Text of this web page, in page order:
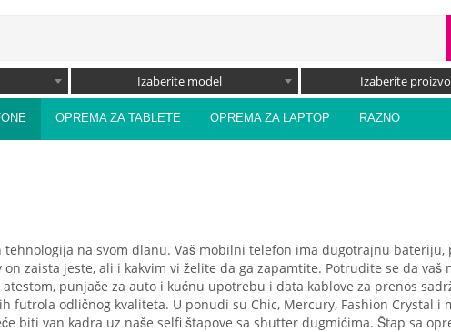
Izaberite model Izaberite
OPREMA ZA TABLETE OPREMA ZA LAPTOP RAZNO
na svom dlanu. Vaš mobilni telefon ima dugotrajnu
zaista jeste, ali i kakvim vi želite da ga zapamtite. Potrudite se da
punjače za auto i kućnu upotrebu i data kablove za prenos
odličnog kvaliteta. U ponudi su Chic, Mercury, Fashion Crystal i
biti van kadra uz naše selfi štapove sa shutter dugmićima. Štap sa